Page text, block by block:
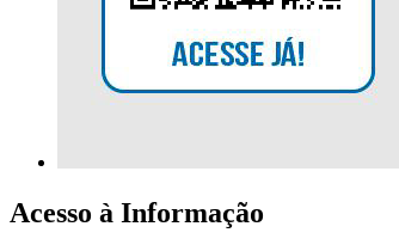
Acesso à Informação